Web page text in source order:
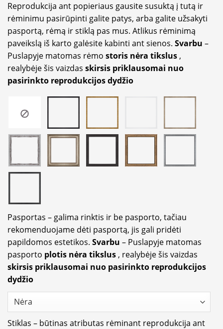
Reprodukcija ant popieriaus gausite susuktą į tutą ir
rėminimu pasirūpinti galite patys, arba galite užsakyti
pasportą, rėmą ir stiklą pas mus. Atlikus rėminimą
paveikslą iš karto galėsite kabinti ant sienos. Svarbu –
Puslapyje matomas rėmo storis nėra tikslus,
realybėje šis vaizdas skirsis priklausomai nuo
pasirinkto reprodukcijos dydžio
Pasportas – galima rinktis ir be pasporto, tačiau
rekomenduojame dėti pasportą, jis gali pridėti
papildomos estetikos. Svarbu – Puslapyje matomas
pasporto plotis nėra tikslus, realybėje šis vaizdas
skirsis priklausomai nuo pasirinkto reprodukcijos
dydžio
Stiklas – būtinas atributas rėminant reprodukcija ant